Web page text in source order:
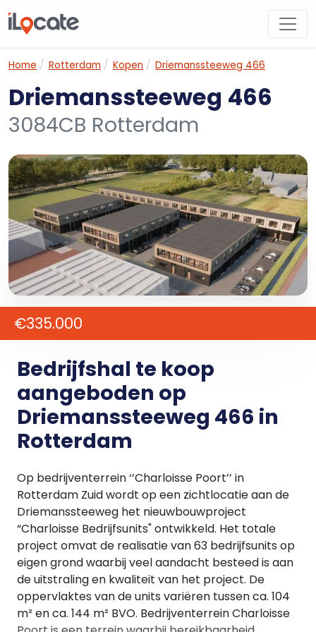
Home Rotterdam Kopen Driemanssteeweg 466
Driemanssteeweg 466
3084CB Rotterdam
€335.000
Bedrijfshal te koop
aangeboden op
Driemanssteeweg 466 in
Rotterdam
Op bedrijventerrein ‘’Charloisse Poort’’ in
Rotterdam Zuid wordt op een zichtlocatie aan de
Driemanssteeweg het nieuwbouwproject
“Charloisse Bedrijfsunits" ontwikkeld. Het totale
project omvat de realisatie van 63 bedrijfsunits op
eigen grond waarbij veel aandacht besteed is aan
de uitstraling en kwaliteit van het project. De
oppervlaktes van de units variëren tussen ca. 104
m² en ca. 144 m² BVO. Bedrijventerrein Charloisse